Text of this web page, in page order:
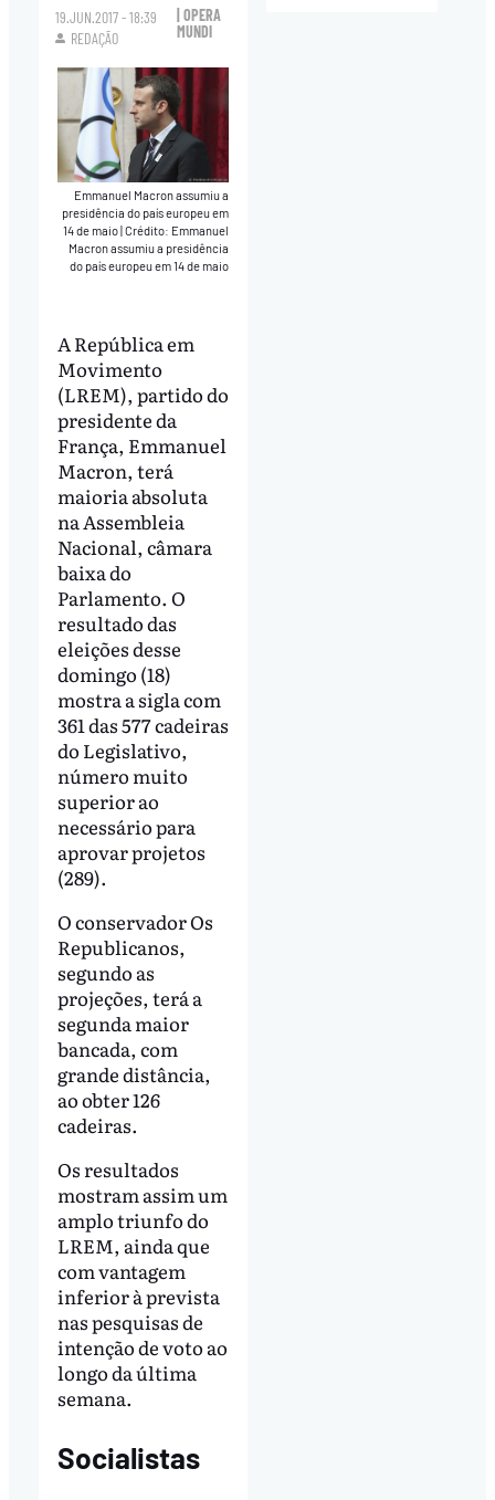
19.JUN.2017 - 18:39
REDAÇÃO
| OPERA
MUNDI
Emmanuel Macron assumiu a
presidência do país europeu em
14 de maio|Crédito: Emmanuel
Macron assumiu a presidência
do país europeu em 14 de maio
A República em
Movimento
(LREM), partido do
presidente da
França, Emmanuel
Macron, terá
maioria absoluta
na Assembleia
Nacional, câmara
baixa do
Parlamento. O
resultado das
eleições desse
domingo (18)
mostra a sigla com
361 das 577 cadeiras
do Legislativo,
número muito
superior ao
necessário para
aprovar projetos
(289).
O conservador Os
Republicanos,
segundo as
projeções, terá a
segunda maior
bancada, com
grande distância,
ao obter 126
cadeiras.
Os resultados
mostram assim um
amplo triunfo do
LREM, ainda que
com vantagem
inferior à prevista
nas pesquisas de
intenção de voto ao
longo da última
semana.
Socialistas